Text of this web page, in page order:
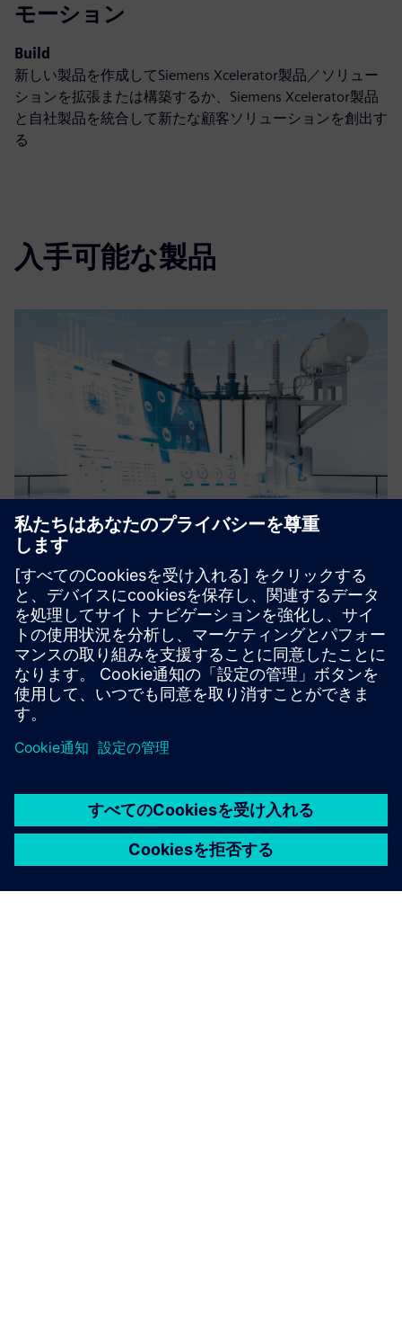
モーション
Build
新しい製品を作成してSiemens Xcelerator製品／ソリュー
ションを拡張または構築するか、Siemens Xcelerator製品
と自社製品を統合して新たな顧客ソリューションを創出す
る
入手可能な製品
TESSA® APM
TESSA® APM the transformer expert system that delivers
actionable insights, health assessments, prescriptive
recommendations and AI-based predictions.
詳細情報